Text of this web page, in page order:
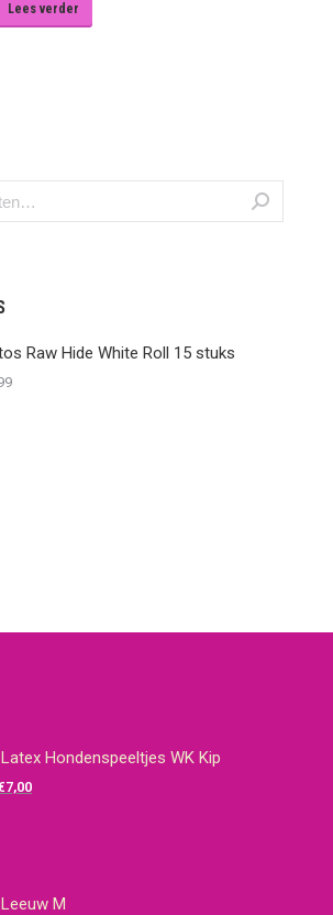
Lees verder
Raw Hide White Roll 15 stuks
Hondenspeeltjes WK Kip
7,00Huidige
M